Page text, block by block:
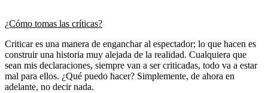
¿Cómo tomas las críticas?
Criticar es una manera de enganchar al espectador; lo que hacen es
construir una historia muy alejada de la realidad. Cualquiera que
sean mis declaraciones, siempre van a ser criticadas, todo va a estar
mal para ellos. ¿Qué puedo hacer? Simplemente, de ahora en
adelante, no decir nada.